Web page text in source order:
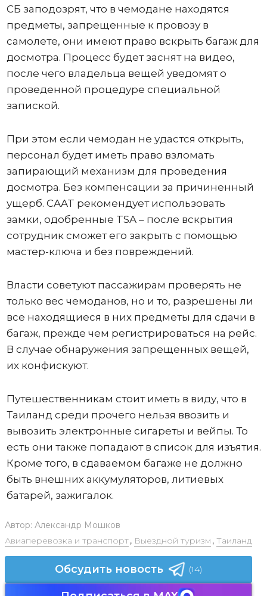
СБ заподозрят, что в чемодане ​​находятся
предметы, запрещенные к провозу в
самолете, они имеют право вскрыть багаж для
досмотра. Процесс будет заснят на видео,
после чего владельца вещей уведомят о
проведенной процедуре специальной
запиской.
При этом если чемодан не удастся открыть,
персонал будет иметь право взломать
запирающий механизм для проведения
досмотра. Без компенсации за причиненный
ущерб. CAAT рекомендует использовать
замки, одобренные TSA – после вскрытия
сотрудник сможет его закрыть с помощью
мастер-ключа и без повреждений.
Власти советуют пассажирам проверять не
только вес чемоданов, но и то, разрешены ли
все находящиеся в них предметы для сдачи в
багаж, прежде чем регистрироваться на рейс.
В случае обнаружения запрещенных вещей,
их конфискуют.
Путешественникам стоит иметь в виду, что в
Таиланд среди прочего нельзя ввозить и
вывозить электронные сигареты и вейпы. То
есть они также попадают в список для изъятия.
Кроме того, в сдаваемом багаже не должно
быть внешних аккумуляторов, литиевых
батарей, зажигалок.
Автор: Александр Мошков
Авиаперевозка и транспорт, Выездной туризм , Таиланд
Обсудить новость (14)